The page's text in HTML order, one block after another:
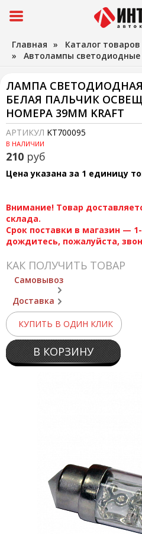
Главная » Каталог товаров
» Автолампы светодиодные
ЛАМПА СВЕТОДИОДНАЯ
БЕЛАЯ ПАЛЬЧИК
НОМЕРА 39ММ KRAFT
АРТИКУЛ KT700095
В НАЛИЧИИ
210 руб
Цена указана за 1 единицу
Внимание! Товар
склада.
Срок поставки в магазин —
дождитесь, пожалуйста,
КАК ПОЛУЧИТЬ ТОВАР
Самовывоз
Доставка
КУПИТЬ В ОДИН КЛИК
В КОРЗИНУ